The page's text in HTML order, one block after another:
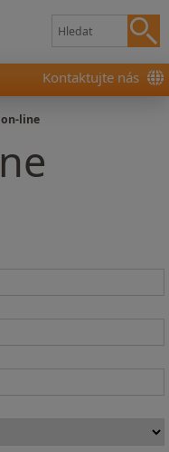
Kontaktujte nás
line